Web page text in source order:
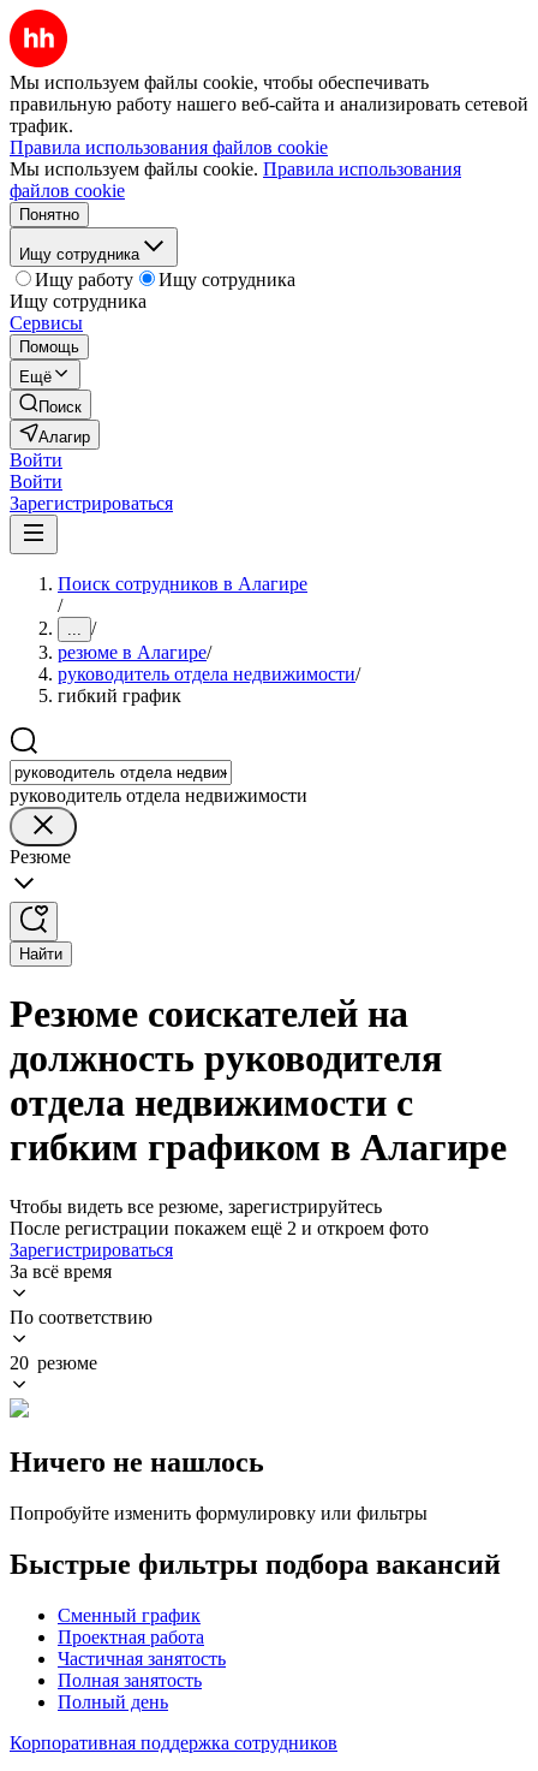
Мы используем файлы cookie, чтобы обеспечивать
правильную работу нашего веб-сайта и анализировать сетевой
трафик.
Правила использования файлов cookie
Мы используем файлы cookie. Правила использования
файлов cookie
Понятно
Ищу сотрудника
Ищу работу
Ищу сотрудника
Ищу сотрудника
Сервисы
Помощь
Ещё
Поиск
Алагир
Войти
Войти
Зарегистрироваться
Поиск сотрудников в Алагире
/
... /
резюме в Алагире/
руководитель отдела недвижимости/
гибкий график
руководитель отдела недвижимости
Резюме
Найти
Резюме соискателей на
должность руководителя
отдела недвижимости с
гибким графиком в Алагире
Чтобы видеть все резюме, зарегистрируйтесь
После регистрации покажем ещё 2 и откроем фото
Зарегистрироваться
За всё время
По соответствию
20 резюме
Ничего не нашлось
Попробуйте изменить формулировку или фильтры
Быстрые фильтры подбора вакансий
Сменный график
Проектная работа
Частичная занятость
Полная занятость
Полный день
Корпоративная поддержка сотрудников